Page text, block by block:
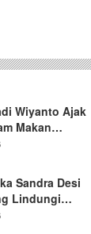
Wiyanto Ajak
Makan…
Sandra Desi
Lindungi…